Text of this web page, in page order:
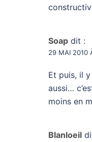
Soap dit :
29 MAI 2010
Et puis, il
aussi…
moins en
Blanloeil